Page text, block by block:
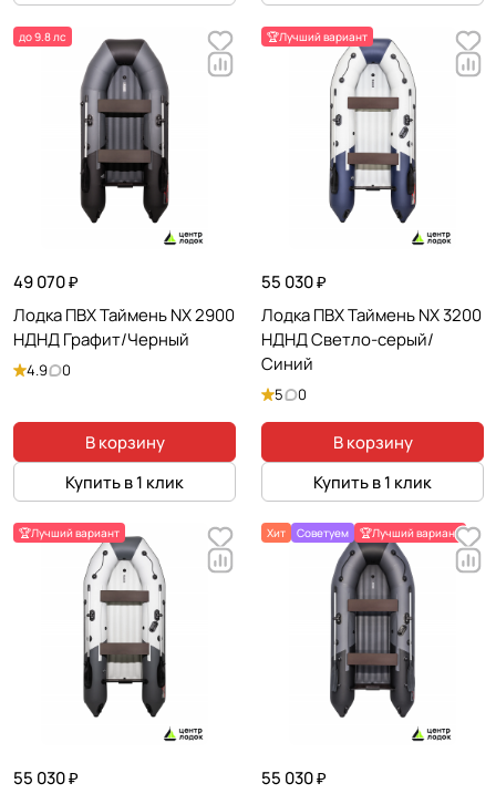
до 9.8 лс
49 070 ₽
Лодка ПВХ Таймень NX 2900
НДНД Графит/Черный
4.9 0
В корзину
Купить в 1 клик
🏆Лучший вариант
55 030 ₽
Лодка ПВХ Таймень NX 3200
НДНД Светло-серый/
Синий
5 0
В корзину
Купить в 1 клик
🏆Лучший вариант
55 030 ₽
Хит Советуем 🏆Лучший вариант
55 030 ₽